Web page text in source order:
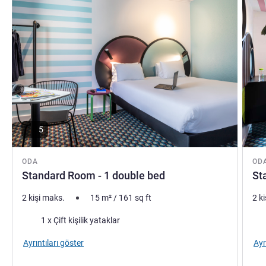
ODA
Standard Room - 1 double bed
5
2 kişi maks. 15 m²/ 161 sq ft
1 x Çift kişilik yataklar
Ayrıntıları göster
2